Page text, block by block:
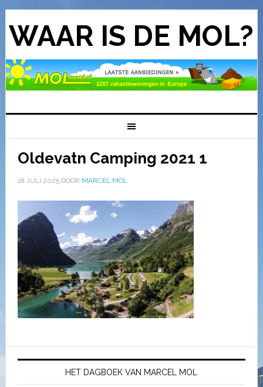
WAAR IS DE MOL?
Oldevatn Camping 2021 1
18 JULI 2025DOOR MARCEL MOL
HET DAGBOEK VAN MARCEL MOL